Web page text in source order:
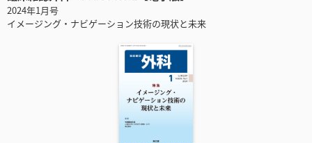
2024年1月号
イメージング・ナビゲーション技術の現状と未来